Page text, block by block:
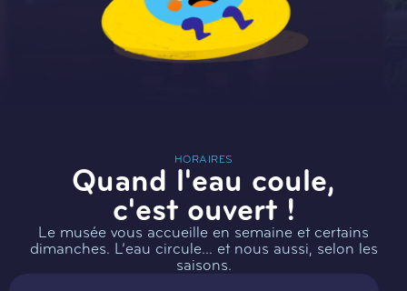
HORAIRES
Quand l'eau coule,
c'est ouvert !
Le musée vous accueille en semaine et certains
dimanches. L’eau circule… et nous aussi, selon les
saisons.